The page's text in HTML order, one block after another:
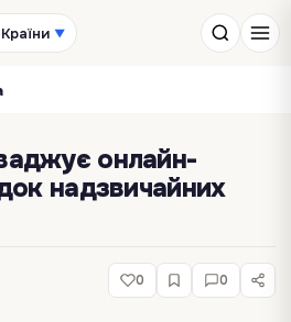
▼
онлайн-
надзвичайних
0 0